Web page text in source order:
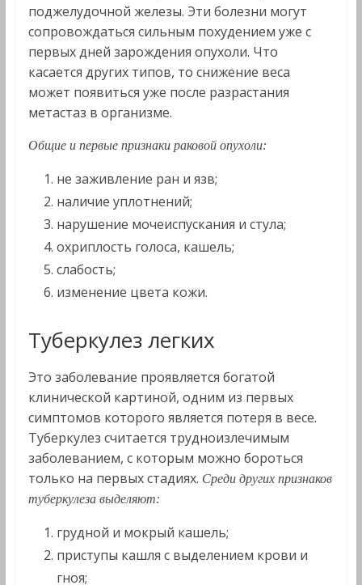
поджелудочной железы. Эти болезни могут
сопровождаться сильным похудением уже с
первых дней зарождения опухоли. Что
касается других типов, то снижение веса
может появиться уже после разрастания
метастаз в организме.
Общие и первые признаки раковой опухоли:
не заживление ран и язв;
наличие уплотнений;
нарушение мочеиспускания и стула;
охриплость голоса, кашель;
слабость;
изменение цвета кожи.
Туберкулез легких
Это заболевание проявляется богатой
клинической картиной, одним из первых
симптомов которого является потеря в весе.
Туберкулез считается трудноизлечимым
заболеванием, с которым можно бороться
только на первых стадиях. Среди других признаков
туберкулеза выделяют:
грудной и мокрый кашель;
приступы кашля с выделением крови и
гноя;